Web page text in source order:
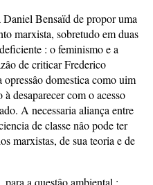
Bensaïd de propor uma
marxista, sobretudo em duas
: o feminismo e a
de criticar Frederico
domestica como uim
desaparecer com o acesso
A necessaria aliança entre
de classe nâo pode ter
marxistas, de sua teoria e de
a questâo ambiental :